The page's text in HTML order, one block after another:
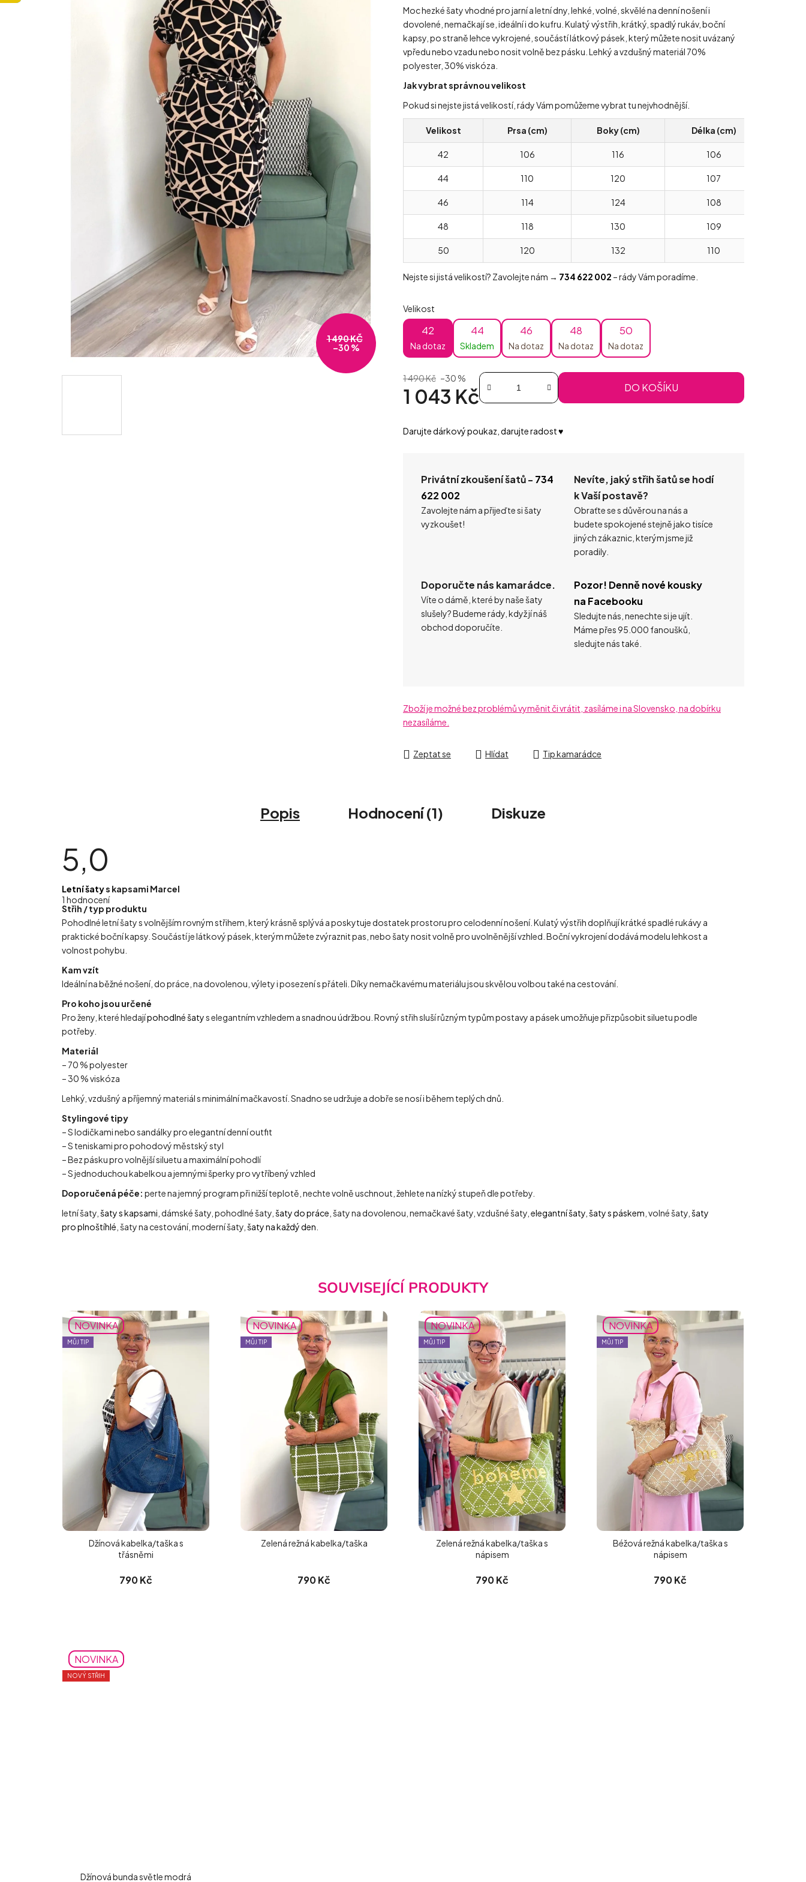
Moc hezké šaty vhodné pro jarní a letní dny, lehké, volné, skvělé na denní nošení i
dovolené, nemačkají se, ideální i do kufru. Kulatý výstřih, krátký, spadlý rukáv, boční
kapsy, po straně lehce vykrojené, součástí látkový pásek, který můžete nosit uvázaný
vpředu nebo vzadu nebo nosit volně bez pásku. Lehký a vzdušný materiál 70%
polyester, 30% viskóza.
Jak vybrat správnou velikost
Pokud si nejste jistá velikostí, rády Vám pomůžeme vybrat tu nejvhodnější.
Velikost Prsa (cm) Boky (cm) Délka (cm)
42 106 116 106
44 110 120 107
46 114 124 108
48 118 130 109
50 120 132 110
Nejste si jistá velikostí? Zavolejte nám → 734 622 002 – rády Vám poradíme.
Velikost
42
Na dotaz
44
Skladem
46
Na dotaz
48
Na dotaz
50
Na dotaz
1 490 Kč –30 %
1 043 Kč DO KOŠÍKU
Darujte dárkový poukaz, darujte radost ♥️
Privátní zkoušení šatů - 734
622 002
Zavolejte nám a přijeďte si šaty
vyzkoušet!
Nevíte, jaký střih šatů se hodí
k Vaší postavě?
Obraťte se s důvěrou na nás a
budete spokojené stejně jako tisíce
jiných zákaznic, kterým jsme již
poradily.
Doporučte nás kamarádce.
Víte o dámě, které by naše šaty
slušely? Budeme rády, když jí náš
obchod doporučíte.
Pozor! Denně nové kousky
na Facebooku
Sledujte nás, nenechte si je ujít.
Máme přes 95.000 fanoušků,
sledujte nás také.
Zboží je možné bez problémů vyměnit či vrátit, zasíláme i na Slovensko, na dobírku
nezasíláme.
Zeptat se Hlídat Tip kamarádce
1 490 KČ
–30 %
Popis Hodnocení (1) Diskuze
5,0
Průměrné
hodnocení
produktu
je
5,0
z
5
hvězdiček.
1 hodnocení
Letní šatys kapsami Marcel
Střih / typ produktu
Pohodlné letní šaty s volnějším rovným střihem, který krásně splývá a poskytuje dostatek prostoru pro celodenní nošení. Kulatý výstřih doplňují krátké spadlé rukávy a
praktické boční kapsy. Součástí je látkový pásek, kterým můžete zvýraznit pas, nebo šaty nosit volně pro uvolněnější vzhled. Boční vykrojení dodává modelu lehkost a
volnost pohybu.
Kam vzít
Ideální na běžné nošení, do práce, na dovolenou, výlety i posezení s přáteli. Díky nemačkavému materiálu jsou skvělou volbou také na cestování.
Pro koho jsou určené
Pro ženy, které hledajípohodlné šatys elegantním vzhledem a snadnou údržbou. Rovný střih sluší různým typům postavy a pásek umožňuje přizpůsobit siluetu podle
potřeby.
Materiál
– 70 % polyester
– 30 % viskóza
Lehký, vzdušný a příjemný materiál s minimální mačkavostí. Snadno se udržuje a dobře se nosí i během teplých dnů.
Stylingové tipy
– S lodičkami nebo sandálky pro elegantní denní outfit
– S teniskami pro pohodový městský styl
– Bez pásku pro volnější siluetu a maximální pohodlí
– S jednoduchou kabelkou a jemnými šperky pro vytříbený vzhled
Doporučená péče: perte na jemný program při nižší teplotě, nechte volně uschnout, žehlete na nízký stupeň dle potřeby.
letní šaty, šaty s kapsami , dámské šaty, pohodlné šaty, šaty do práce , šaty na dovolenou, nemačkavé šaty, vzdušné šaty, elegantní šaty šaty s páskem , volné šaty, šaty
pro plnoštíhlé , šaty na cestování, moderní šaty, šaty na každý den
SOUVISEJÍCÍ PRODUKTY
NOVINKA
MŮJ TIP
Džínová kabelka/taška s
třásněmi
790 Kč
NOVINKA
MŮJ TIP
Zelená režná kabelka/taška
790 Kč
NOVINKA
MŮJ TIP
Zelená režná kabelka/taška s
nápisem
790 Kč
NOVINKA
MŮJ TIP
Béžová režná kabelka/taška s
nápisem
790 Kč
NOVINKA
NOVÝ STŘIH
Džínová bunda světle modrá